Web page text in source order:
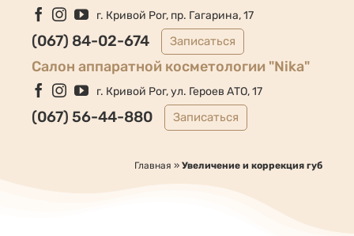
Facebook
Instagram
YouTube
г. Кривой Рог, пр. Гагарина, 17
(067) 84-02-674 Записаться
Cалон аппаратной косметологии "Nika"
Facebook
Instagram
YouTube
г. Кривой Рог, ул. Героев АТО, 17
(067) 56-44-880 Записаться
Главная » Увеличение и коррекция губ